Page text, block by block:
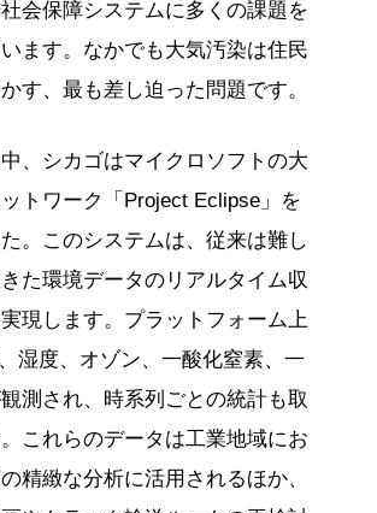
会保障システムに多くの課題を
ます。なかでも大気汚染は住民
す、最も差し迫った問題です。
、シカゴはマイクロソフトの大
トワーク「Project Eclipse」を
。このシステムは、従来は難し
た環境データのリアルタイム収
現します。プラットフォーム上
湿度、オゾン、一酸化窒素、一
測され、時系列ごとの統計も取
これらのデータは工業地域にお
精緻な分析に活用されるほか、